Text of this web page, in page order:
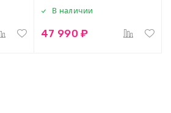
В наличии
47 990 ₽